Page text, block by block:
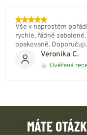
Veronika C.
Ověřená
Vše v naprostém
rychle, řádně
opakovaně. Doporučuji.
MÁTE